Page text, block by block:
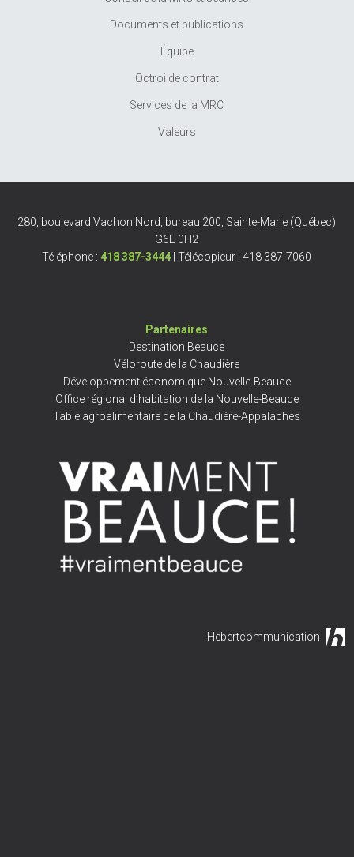
Documents et publications
Équipe
Octroi de contrat
Services de la MRC
Valeurs
280, boulevard Vachon Nord, bureau 200, Sainte-Marie (Québec)
G6E 0H2
Téléphone : 418 387-3444 | Télécopieur : 418 387-7060
Partenaires
Destination Beauce
Véloroute de la Chaudière
Développement économique Nouvelle-Beauce
Office régional d’habitation de la Nouvelle-Beauce
Table agroalimentaire de la Chaudière-Appalaches
Hebertcommunication